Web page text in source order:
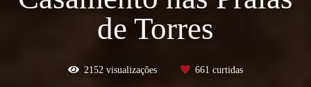
de Torres
2152 visualizações 661 curtidas